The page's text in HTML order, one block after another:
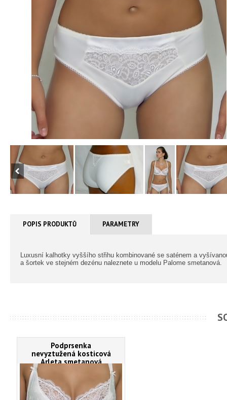
POPIS PRODUKTŮ PARAMETRY
Luxusní kalhotky vyššího střihu kombinované se saténem a
a šortek ve stejném dezénu naleznete u modelu Palome smetanová.
Podprsenka
nevyztužená kosticová
Arleta smetanová